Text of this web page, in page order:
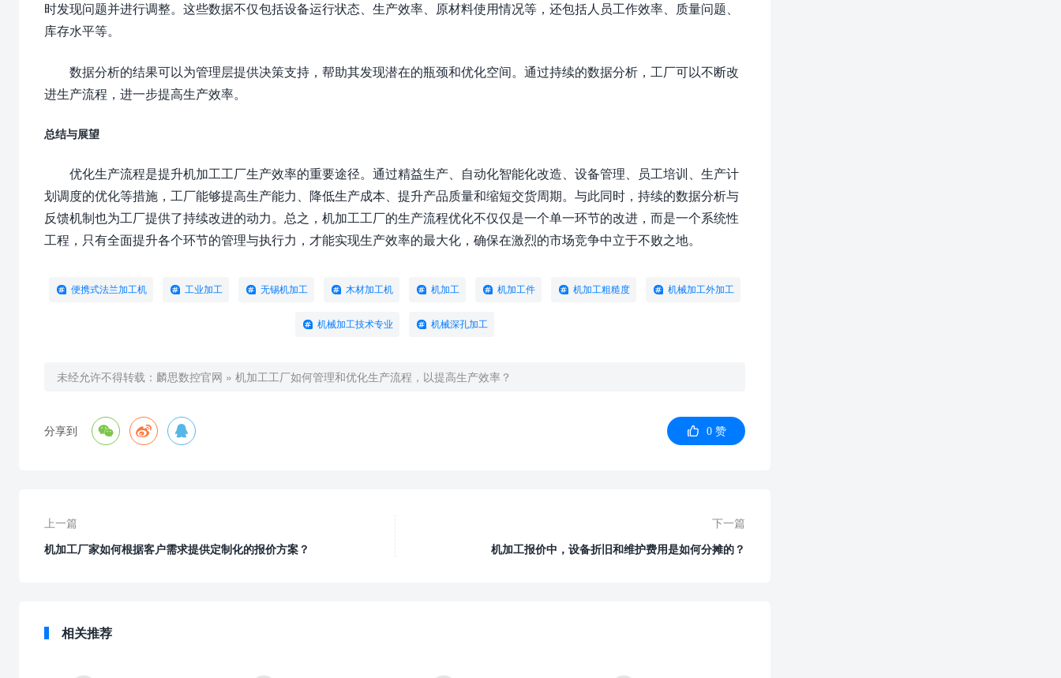
时发现问题并进行调整。这些数据不仅包括设备运行状态、生产效率、原材料使用情况等，还包括人员工作效率、质量问题、
库存水平等。
数据分析的结果可以为管理层提供决策支持，帮助其发现潜在的瓶颈和优化空间。通过持续的数据分析，工厂可以不断改
进生产流程，进一步提高生产效率。
总结与展望
优化生产流程是提升机加工工厂生产效率的重要途径。通过精益生产、自动化智能化改造、设备管理、员工培训、生产计
划调度的优化等措施，工厂能够提高生产能力、降低生产成本、提升产品质量和缩短交货周期。与此同时，持续的数据分析与
反馈机制也为工厂提供了持续改进的动力。总之，机加工工厂的生产流程优化不仅仅是一个单一环节的改进，而是一个系统性
工程，只有全面提升各个环节的管理与执行力，才能实现生产效率的最大化，确保在激烈的市场竞争中立于不败之地。
便携式法兰加工机 工业加工 无锡机加工 木材加工机 机加工 机加工件 机加工粗糙度 机械加工外加工
机械加工技术专业 机械深孔加工
未经允许不得转载： 麟思数控官网 » 机加工工厂如何管理和优化生产流程，以提高生产效率？
分享到     0 赞
上一篇
机加工厂家如何根据客户需求提供定制化的报价方案？
下一篇
机加工报价中，设备折旧和维护费用是如何分摊的？
相关推荐